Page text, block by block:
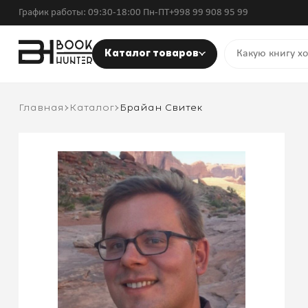
График работы: 09:30-18:00 Пн-ПТ+998 99 908 95 99
Каталог товаров
Главная Каталог Брайан Свитек